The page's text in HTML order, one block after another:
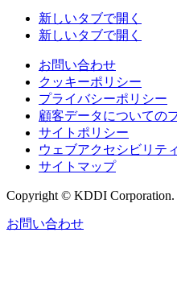
新しいタブで開く
新しいタブで開く
お問い合わせ
クッキーポリシー
プライバシーポリシー
顧客データについての
サイトポリシー
ウェブアクセシビリテ
サイトマップ
Copyright © KDDI Corporation.
お問い合わせ